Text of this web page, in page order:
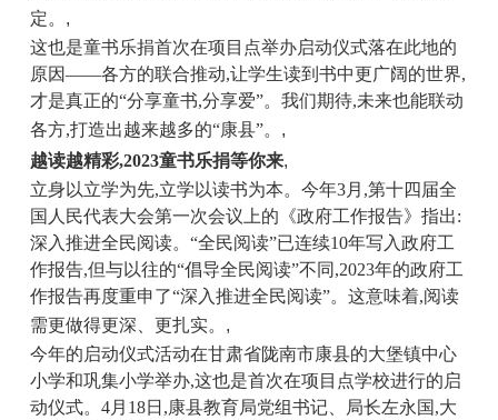
定。 ,
这也是童书乐捐首次在项目点举办启动仪式落在此地的
原因——各方的联合推动,让学生读到书中更广阔的世界,
才是真正的“分享童书,分享爱”。我们期待,未来也能联动
各方,打造出越来越多的“康县”。 ,
越读越精彩,2023童书乐捐等你来,
立身以立学为先,立学以读书为本。今年3月,第十四届全
国人民代表大会第一次会议上的《政府工作报告》指出:
深入推进全民阅读。“全民阅读”已连续10年写入政府工
作报告,但与以往的“倡导全民阅读”不同,2023年的政府工
作报告再度重申了“深入推进全民阅读”。这意味着,阅读
需更做得更深、更扎实。 ,
今年的启动仪式活动在甘肃省陇南市康县的大堡镇中心
小学和巩集小学举办,这也是首次在项目点学校进行的启
动仪式。4月18日,康县教育局党组书记、局长左永国,大